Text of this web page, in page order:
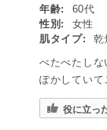
年齢:
60代
性別:
女性
肌タイプ:
乾
べたべたし
ぽかしていて
役に立っ